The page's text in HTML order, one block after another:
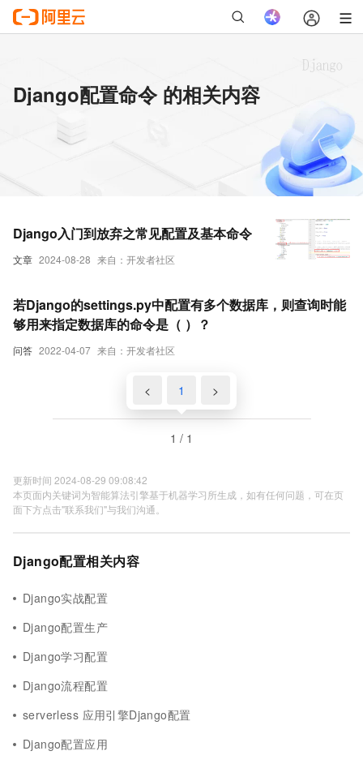
Django配置命令 的相关内容
文章 2024-08-28 来自：开发者社区
Django入门到放弃之常见配置及基本命令
问答 2022-04-07 来自：开发者社区
若Django的settings.py中配置有多个数据库，则查询时能
够用来指定数据库的命令是（ ）？
< 1 >
1 / 1
更新时间 2024-08-29 09:08:42
本页面内关键词为智能算法引擎基于机器学习所生成，如有任何问题，可在页
面下方点击"联系我们"与我们沟通。
Django配置相关内容
Django实战配置
Django配置生产
Django学习配置
Django流程配置
serverless 应用引擎Django配置
Django配置应用